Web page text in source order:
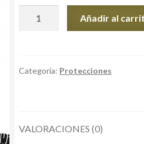
moto
Añadir al
Categoría: Protecciones
VALORACIONES (0)